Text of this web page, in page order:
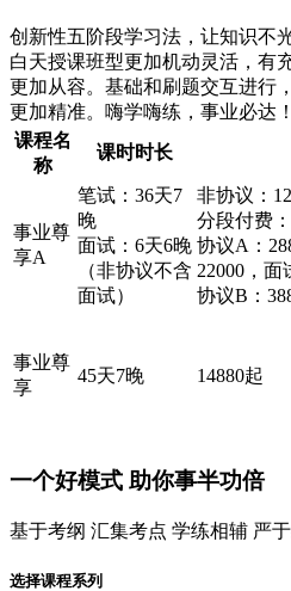
创新性五阶段学习法，让知识不
白天授课班型更加机动灵活，有
更加从容。基础和刷题交互进行
更加精准。嗨学嗨练，事业必达！
课程名
称
课时时长
事业尊
享A
笔试：36天7
晚
面试：6天6晚
（非协议不含
面试）
非协议：
分段付费
协议A：
22000，面
协议B：
事业尊
享
45天7晚 14880起
一个好模式 助你事半功倍
基于考纲 汇集考点 学练相辅 严
选择课程系列